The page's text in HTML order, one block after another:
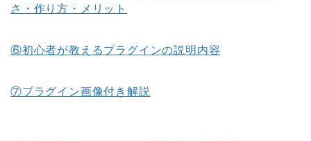
さ・作り方・メリット
⑥初心者が教えるプラグインの説明内容
⑦プラグイン画像付き解説